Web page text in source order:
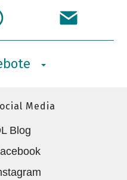
Media
Blog